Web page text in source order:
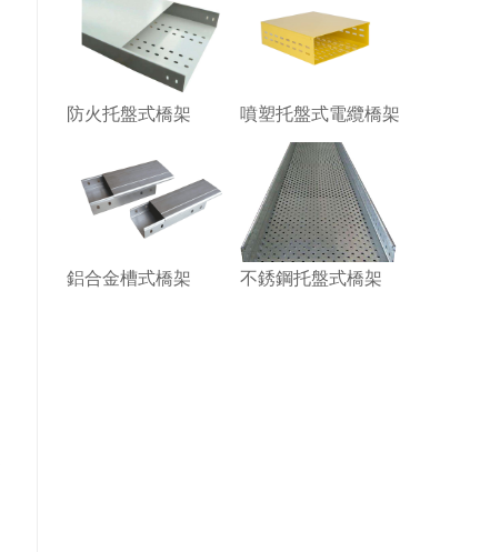
防火托盤式橋架 噴塑托盤式電纜橋架
鋁合金槽式橋架 不銹鋼托盤式橋架